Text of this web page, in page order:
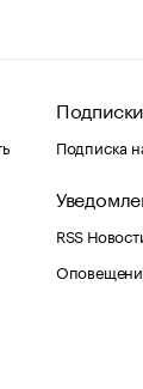
Подписки
Подписка
RSS